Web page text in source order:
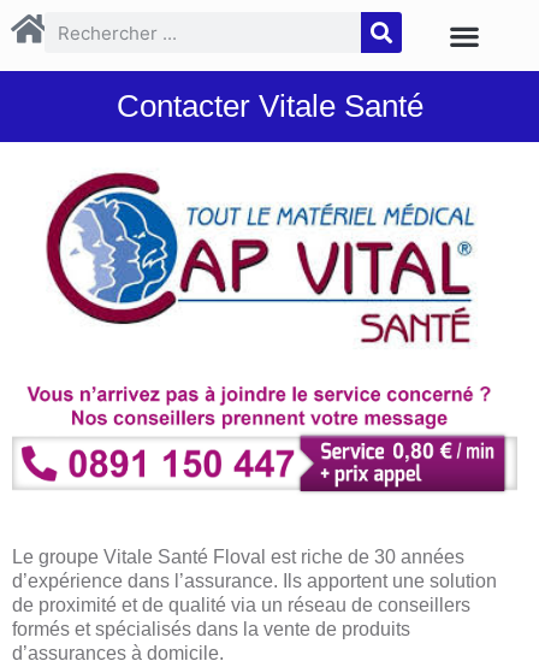
Contacter Vitale Santé
Le groupe Vitale Santé Floval est riche de 30 années
d’expérience dans l’assurance. Ils apportent une solution
de proximité et de qualité via un réseau de conseillers
formés et spécialisés dans la vente de produits
d’assurances à domicile.